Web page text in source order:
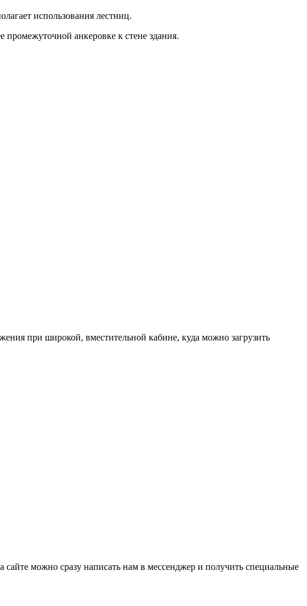
использования лестниц.
анкеровке к стене здания.
при широкой, вместительной кабине, куда можно загрузить
можно сразу написать нам в мессенджер и получить специальные